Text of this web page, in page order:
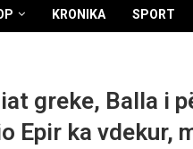
KRONIKA SPORT
greke, Balla i
Epir ka vdekur,